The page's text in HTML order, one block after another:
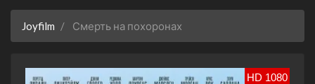
Joyfilm Смерть на похоронах
HD 1080